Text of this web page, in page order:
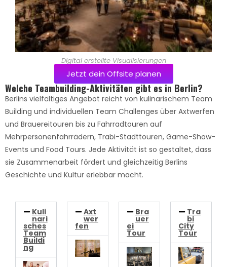
Digital erstellte Visualisierungen
Jetzt dein Offsite planen
Welche Teambuilding-Aktivitäten gibt es in Berlin?
Berlins vielfältiges Angebot reicht von kulinarischem Team
Building und individuellen Team Challenges über Axtwerfen
und Brauereitouren bis zu Fahrradtouren auf
Mehrpersonenfahrrädern, Trabi-Stadttouren, Game-Show-
Events und Food Tours. Jede Aktivität ist so gestaltet, dass
sie Zusammenarbeit fördert und gleichzeitig Berlins
Geschichte und Kultur erlebbar macht.
Kuli
nari
sches
Team
Buildi
ng
Axt
wer
fen
Bra
uer
ei
Tour
Tra
bi
City
Tour